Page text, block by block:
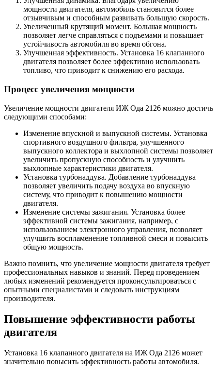
мощности двигателя, автомобиль становится более
отзывчивым и способным развивать большую скорость.
Увеличенный крутящий момент. Большая мощность
позволяет легче справляться с подъемами и повышает
устойчивость автомобиля во время обгона.
Улучшенная эффективность. Установка 16 клапанного
двигателя позволяет более эффективно использовать
топливо, что приводит к снижению его расхода.
Процесс увеличения мощности
Увеличение мощности двигателя ИЖ Ода 2126 можно достичь
следующими способами:
Изменение впускной и выпускной системы. Установка
спортивного воздушного фильтра, улучшенного
выпускного коллектора и выхлопной системы позволяет
увеличить пропускную способность и улучшить
выхлопные характеристики двигателя.
Установка турбонаддува. Добавление турбонаддува
позволяет увеличить подачу воздуха во впускную
систему, что приводит к повышению мощности
двигателя.
Изменение системы зажигания. Установка более
эффективной системы зажигания, например, с
использованием электронного управления, позволяет
улучшить воспламенение топливной смеси и повысить
общую мощность.
Важно помнить, что увеличение мощности двигателя требует
профессиональных навыков и знаний. Перед проведением
любых изменений рекомендуется проконсультироваться с
опытными специалистами и следовать инструкциям
производителя.
Повышение эффективности работы
двигателя
Установка 16 клапанного двигателя на ИЖ Ода 2126 может
значительно повысить эффективность работы автомобиля.